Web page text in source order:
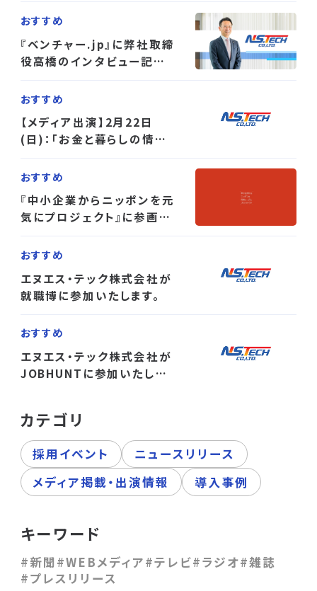
おすすめ
『ベンチャー.jp』に弊社取締
役高橋のインタビュー記事
おすすめ
【メディア出演】2月22日
(日)：「お金と暮らしの情報
取締役のインタビュー記事
おすすめ
『中小企業からニッポンを元
気にプロジェクト』に参画し
おすすめ
エヌエス・テック株式会社が
就職博に参加いたします。
おすすめ
エヌエス・テック株式会社が
JOBHUNTに参加いたしま
カテゴリ
採用イベント
ニュースリリース
メディア掲載・出演情報
導入事例
キーワード
#新聞 #WEBメディア#テレビ#ラジオ#雑誌
#プレスリリース